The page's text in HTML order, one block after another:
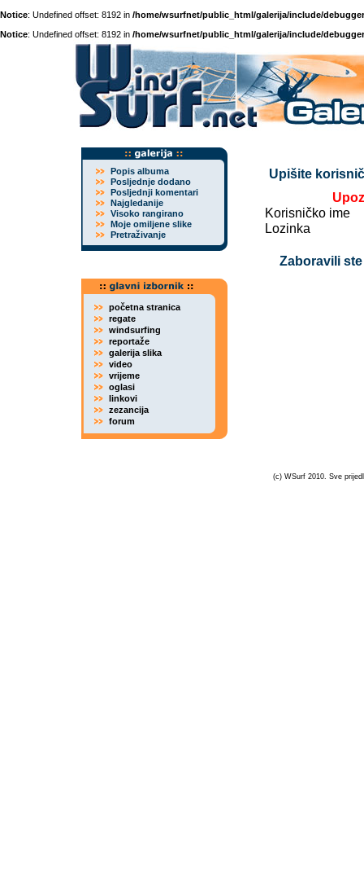
Notice: Undefined offset: 8192 in /home/wsurfnet/public_html/galerija/include/
Notice: Undefined offset: 8192 in /home/wsurfnet/public_html/galerija/include/
Popis albuma
Posljednje dodano
Posljednji komentari
Najgledanije
Visoko rangirano
Moje omiljene slike
Pretraživanje
početna stranica
regate
windsurfing
reportaže
galerija slika
video
vrijeme
oglasi
linkovi
zezancija
forum
Upišite
Korisničko ime
Lozinka
Zaboravili
(c) WSurf 2010. Sve